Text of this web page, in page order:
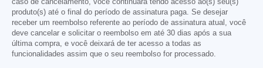
caso de cancelamento, você continuará tendo acesso ao(s) seu(s)
produto(s) até o final do período de assinatura paga. Se desejar
receber um reembolso referente ao período de assinatura atual, você
deve cancelar e solicitar o reembolso em até 30 dias após a sua
última compra, e você deixará de ter acesso a todas as
funcionalidades assim que o seu reembolso for processado.